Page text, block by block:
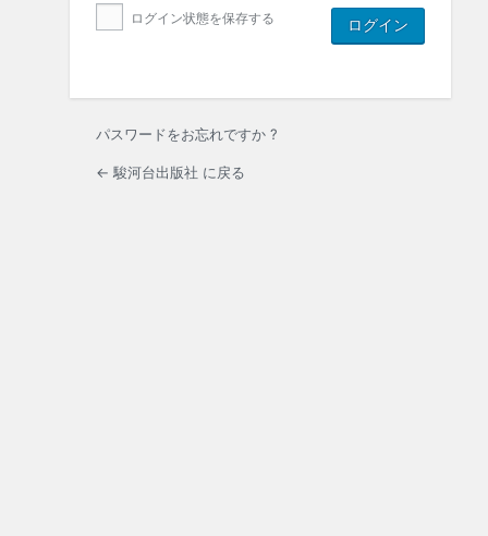
ログイン状態を保存する
パスワードをお忘れですか ?
← 駿河台出版社 に戻る